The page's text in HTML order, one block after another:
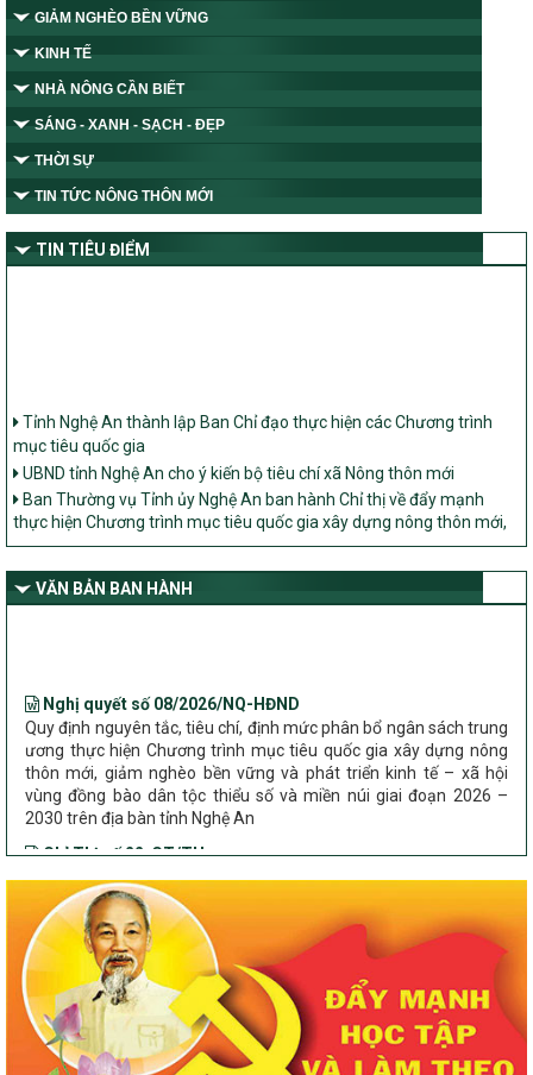
GIẢM NGHÈO BỀN VỮNG
KINH TẾ
NHÀ NÔNG CẦN BIẾT
SÁNG - XANH - SẠCH - ĐẸP
THỜI SỰ
TIN TỨC NÔNG THÔN MỚI
TIN TIÊU ĐIỂM
Tỉnh Nghệ An thành lập Ban Chỉ đạo thực hiện các Chương trình
mục tiêu quốc gia
UBND tỉnh Nghệ An cho ý kiến bộ tiêu chí xã Nông thôn mới
Ban Thường vụ Tỉnh ủy Nghệ An ban hành Chỉ thị về đẩy mạnh
thực hiện Chương trình mục tiêu quốc gia xây dựng nông thôn mới,
giảm nghèo bền vững và phát triển kinh tế – xã hội vùng đồng bào
Nghệ An
Bộ Dân tộc và Tôn giáo làm việc với UBND tỉnh về tình hình thực
VĂN BẢN BAN HÀNH
Quy định nguyên tắc, tiêu chí, định mức phân bổ ngân sách trung
ương thực hiện Chương trình mục tiêu quốc gia xây dựng nông
thôn mới, giảm nghèo bền vững và phát triển kinh tế – xã hội
vùng đồng bào dân tộc thiểu số và miền núi giai đoạn 2026 –
2030 trên địa bàn tỉnh Nghệ An
về đẩy mạnh thực hiện Chương trình mục tiêu quốc gia xây dựng
nông thôn mới, giảm nghèo bền vững và phát triển kinh tế – xã
hội vùng đồng bào dân tộc thiểu số và miền núi giai đoạn 2026 –
2030 trên địa bàn tỉnh Nghệ An
Quyết định số 2490/QĐ-UBND
Về việc thành lập Ban Chỉ đạo Chương trình mục tiều quốc gia xây
dựng nông thôn mới, giảm nghèo bền vững và phát triển kinh tế –
xã hội vùng đồng bào dân tộc thiểu số và miền núi giai đoạn 2026
-2030 tỉnh Nghệ An